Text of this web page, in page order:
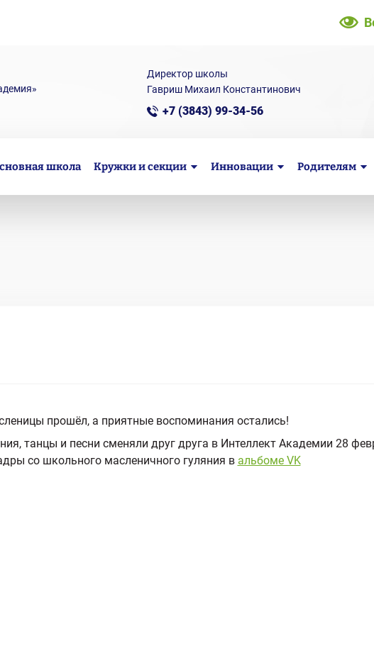
Директор школы
Гавриш Михаил Константинович
+7 (3843) 99-34-56
школа Кружки и секции Инновации Родителям
прошёл, а приятные воспоминания остались!
танцы и песни сменяли друг друга в Интеллект Академии 28
со школьного масленичного гуляния в альбоме VK